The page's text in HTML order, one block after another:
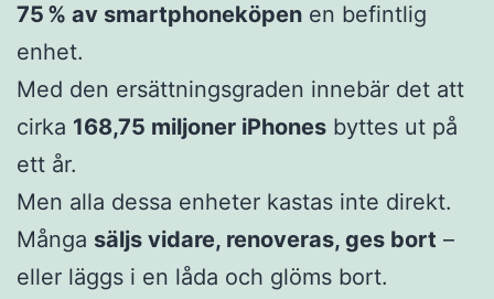
75 % av smartphoneköpen en befintlig
enhet.
Med den ersättningsgraden innebär det att
cirka 168,75 miljoner iPhones byttes ut på
ett år.
Men alla dessa enheter kastas inte direkt.
Många säljs vidare, renoveras, ges bort –
eller läggs i en låda och glöms bort.